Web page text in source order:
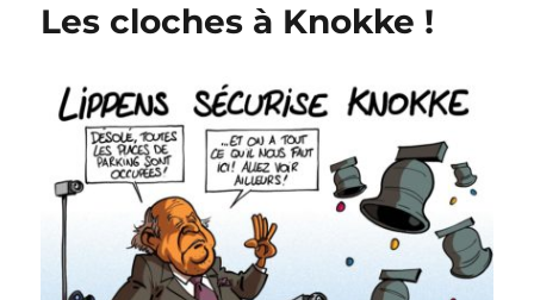
Les cloches à Knokke !